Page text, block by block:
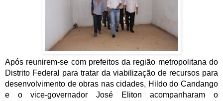
Após reunirem-se com prefeitos da região metropolitana do
Distrito Federal para tratar da viabilização de recursos para
desenvolvimento de obras nas cidades, Hildo do Candango
e o vice-governador José Eliton acompanharam o